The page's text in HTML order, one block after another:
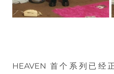
HEAVEN 首个系列已经